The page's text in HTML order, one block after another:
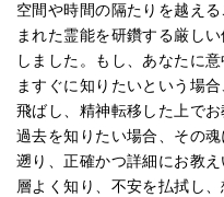
空間や時間の隔たりを越え
まれた霊能を研鑽する厳し
しました。もし、あなたに
ますぐに知りたいという場
飛ばし、精神転移した上で
過去を知りたい場合、その
遡り、正確かつ詳細にお教
層よく知り、不安を払拭し